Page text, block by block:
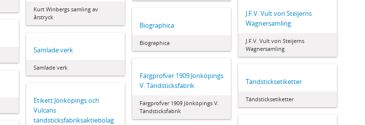
Kurt Winbergs samling av
årstryck
J.F.V. Vult von Steijerns
Wagnersamling
J.F.V. Vult von Steijerns
Wagnersamling
Biographica
Biographica
Samlade verk
Samlade verk
Färgprofver 1909 Jönköpings
V. Tändsticksfabrik
Färgprofver 1909 Jönköpings V.
Tändsticksfabrik
Tändsticksetiketter
Tändsticksetiketter
Etikett Jönköpings och
Vulcans
tändsticksfabriksaktiebolag